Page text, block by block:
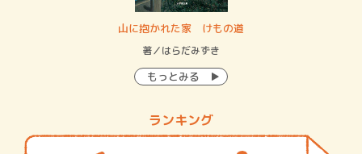
山に抱かれた家 けもの道
著／はらだみずき
もっとみる
ランキング